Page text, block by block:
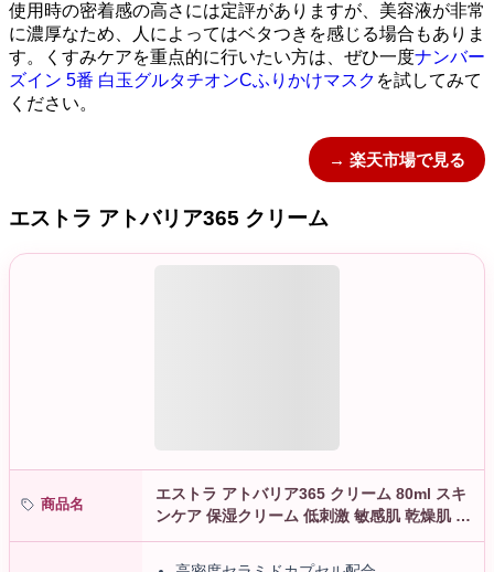
使用時の密着感の高さには定評がありますが、美容液が非常
に濃厚なため、人によってはベタつきを感じる場合もありま
す。くすみケアを重点的に行いたい方は、ぜひ一度ナンバー
ズイン 5番 白玉グルタチオンCふりかけマスク を試してみて
ください。
→ 楽天市場で見る
エストラ アトバリア365 クリーム
商品名
エストラ アトバリア365 クリーム 80ml スキ
ンケア 保湿クリーム 低刺激 敏感肌 乾燥肌 ダ
ーマコスメ セラミド 無香料 無着色